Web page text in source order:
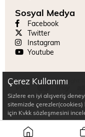
Sosyal Medya
Facebook
Twitter
Instagram
Youtube
Copyright ©
Çerez Kullanımı
Sizlere en iyi alışveriş
sitemizde çerezler(cookies)
için Kvkk sözleşmesini